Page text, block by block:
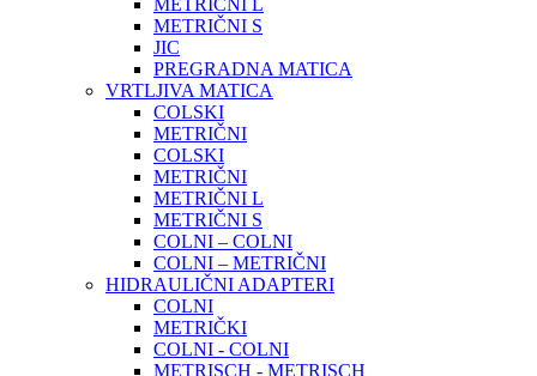
METRIČNI L
METRIČNI S
JIC
PREGRADNA MATICA
VRTLJIVA MATICA
COLSKI
METRIČNI
COLSKI
METRIČNI
METRIČNI L
METRIČNI S
COLNI – COLNI
COLNI – METRIČNI
HIDRAULIČNI ADAPTERI
COLNI
METRIČKI
COLNI - COLNI
METRISCH - METRISCH